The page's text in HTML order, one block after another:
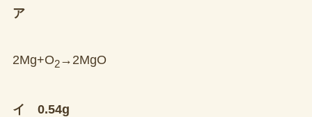
ア
2Mg+O2→2MgO
イ 0.54g